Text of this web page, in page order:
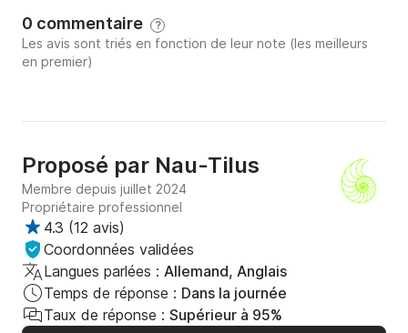
0 commentaire ?
Les avis sont triés en fonction de leur note (les meilleurs
en premier)
Proposé par Nau-Tilus
Membre depuis juillet 2024
Propriétaire professionnel
4.3 (12 avis)
Coordonnées validées
Langues parlées : Allemand, Anglais
Temps de réponse : Dans la journée
Taux de réponse : Supérieur à 95%